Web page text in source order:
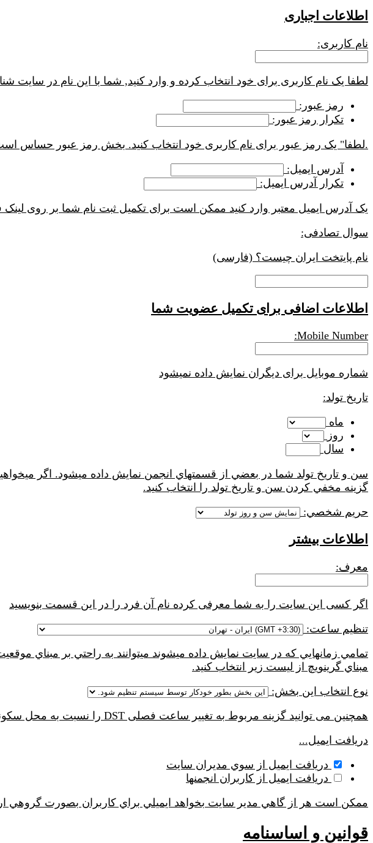
اطلاعات اجباری
نام کاربری:
لطفا یک نام کاربری برای خود انتخاب کرده و وارد کنید, شما با این نام در سایت
رمز عبور:
تکرار رمز عبور:
.لطفا" یک رمز عبور برای نام کاربری خود انتخاب کنید. بخش رمز عبور حساس
آدرس ایمیل:
تکرار آدرس ایمیل:
یک آدرس ایمیل معتبر وارد کنید ممکن است برای تکمیل ثبت نام شما بر روی
سوال تصادفی:
نام پایتخت ایران چیست؟ (فارسی)
اطلاعات اضافی برای تکمیل عضویت شما
Mobile Number:
شماره موبایل برای دیگران نمایش داده نمیشود
تاریخ تولد:
ماه
روز
سال
سن و تاريخ تولد شما در بعضي از قسمتهاي انجمن نمايش داده ميشود. اگر
گزينه مخفي كردن سن و تاريخ تولد را انتخاب كنيد.
حريم شخصي:
اطلاعات بیشتر
معرف:
اگر کسی این سایت را به شما معرفی کرده نام آن فرد را در این قسمت بنویسید
تنظیم ساعت:
تمامي زمانهايي كه در سايت نمايش داده ميشوند ميتوانند به راحتي بر
مبناي گرينويچ از ليست زير انتخاب كنيد.
نوع انتخاب این بخش:
همچنین می توانید گزینه مربوط به تغییر ساعت فصلی DST را نسبت به محل سکونت خود مشخص نمایید.( تغییر ساعت شش ماهه اول سال)
دریافت ایمیل...
دريافت ايميل از سوي مديران سايت
دريافت ايميل از کاربران انجمنها
ممکن است هر از گاهي مدير سايت بخواهد ايميلي براي کاربران بصورت گروهي
قوانین و اساسنامه